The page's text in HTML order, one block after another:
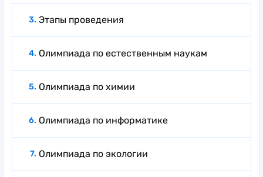
Этапы проведения
Олимпиада по естественным наукам
Олимпиада по химии
Олимпиада по информатике
Олимпиада по экологии